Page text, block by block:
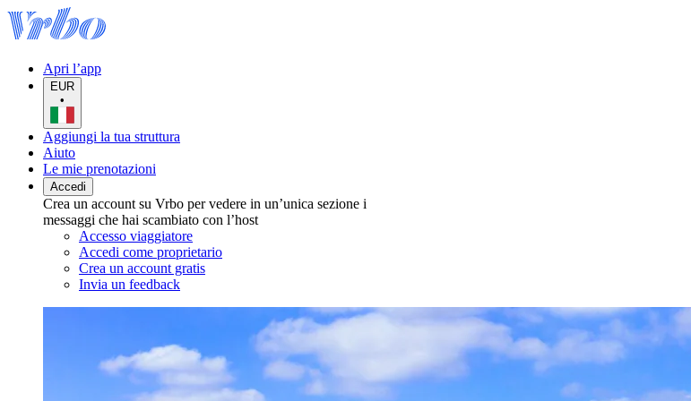
Apri l’app
EUR
•
Aggiungi la tua struttura
Aiuto
Le mie prenotazioni
Accedi
Crea un account su Vrbo per vedere in un’unica sezione i
messaggi che hai scambiato con l’host
Accesso viaggiatore
Accedi come proprietario
Crea un account gratis
Invia un feedback